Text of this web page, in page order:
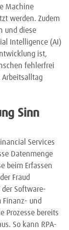
Machine
werden. Zudem
und diese
Intelligence (AI)
ist,
fehlerfrei
Arbeitsalltag
Sinn
Services
Datenmenge
beim Erfassen
Fraud
Software-
Finanz- und
Prozesse bereits
So kann RPA-